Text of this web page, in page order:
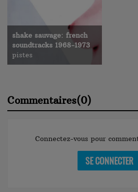
shake sauvage: french
soundtracks 1968-1973
pistes
Commentaires(0)
Connectez-vous pour
SE CONNECTER